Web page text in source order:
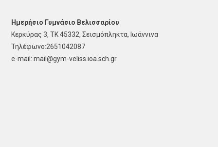
Ημερήσιο Γυμνάσιο Βελισσαρίου
Κερκύρας 3, ΤΚ 45332, Σεισμόπληκτα, Ιωάννινα
Τηλέφωνο:2651042087
e-mail: mail@gym-veliss.ioa.sch.gr